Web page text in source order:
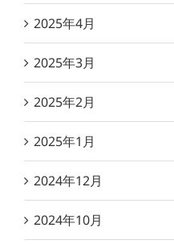
2025年4月
2025年3月
2025年2月
2025年1月
2024年12月
2024年10月